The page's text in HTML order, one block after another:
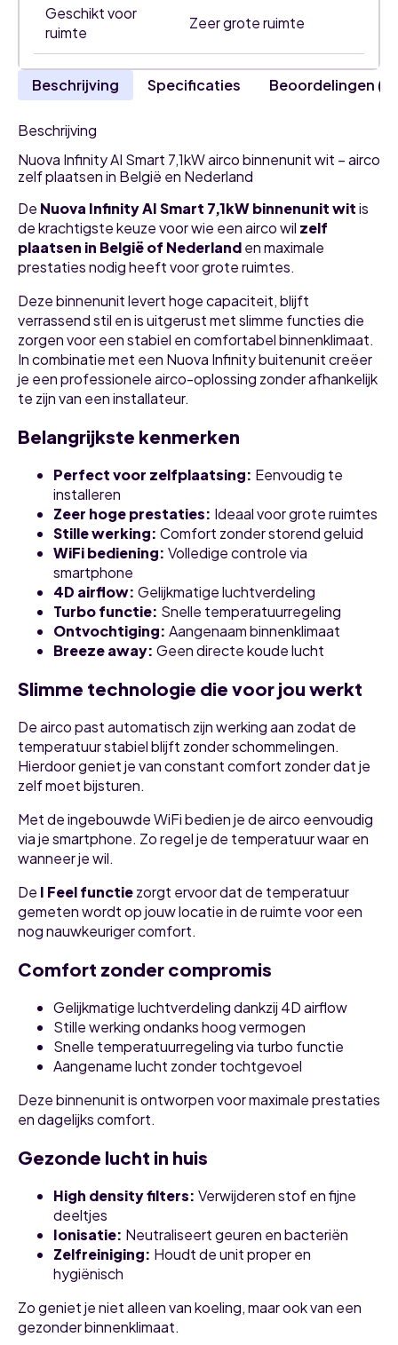
Geschikt voor
ruimte
Zeer grote ruimte
Beschrijving Specificaties Beoordelingen (0)
Beschrijving
Nuova Infinity AI Smart 7,1kW airco binnenunit wit – airco
zelf plaatsen in België en Nederland
De Nuova Infinity AI Smart 7,1kW binnenunit witis
de krachtigste keuze voor wie een airco wil zelf
plaatsen in België of Nederlanden maximale
prestaties nodig heeft voor grote ruimtes.
Deze binnenunit levert hoge capaciteit, blijft
verrassend stil en is uitgerust met slimme functies die
zorgen voor een stabiel en comfortabel binnenklimaat.
In combinatie met een Nuova Infinity buitenunit creëer
je een professionele airco-oplossing zonder afhankelijk
te zijn van een installateur.
Belangrijkste kenmerken
Perfect voor zelfplaatsing: Eenvoudig te
installeren
Zeer hoge prestaties: Ideaal voor grote ruimtes
Stille werking: Comfort zonder storend geluid
WiFi bediening: Volledige controle via
smartphone
4D airflow: Gelijkmatige luchtverdeling
Turbo functie: Snelle temperatuurregeling
Ontvochtiging: Aangenaam binnenklimaat
Breeze away: Geen directe koude lucht
Slimme technologie die voor jou werkt
De airco past automatisch zijn werking aan zodat de
temperatuur stabiel blijft zonder schommelingen.
Hierdoor geniet je van constant comfort zonder dat je
zelf moet bijsturen.
Met de ingebouwde WiFi bedien je de airco eenvoudig
via je smartphone. Zo regel je de temperatuur waar en
wanneer je wil.
De I Feel functiezorgt ervoor dat de temperatuur
gemeten wordt op jouw locatie in de ruimte voor een
nog nauwkeuriger comfort.
Comfort zonder compromis
Gelijkmatige luchtverdeling dankzij 4D airflow
Stille werking ondanks hoog vermogen
Snelle temperatuurregeling via turbo functie
Aangename lucht zonder tochtgevoel
Deze binnenunit is ontworpen voor maximale prestaties
en dagelijks comfort.
Gezonde lucht in huis
High density filters: Verwijderen stof en fijne
deeltjes
Ionisatie: Neutraliseert geuren en bacteriën
Zelfreiniging: Houdt de unit proper en
hygiënisch
Zo geniet je niet alleen van koeling, maar ook van een
gezonder binnenklimaat.